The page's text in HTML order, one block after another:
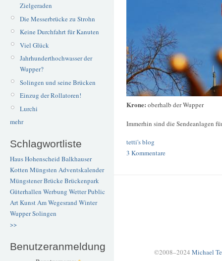
Zielgeraden
Die Messerbrücke zu Strohn
Keine Durchfahrt für Kanuten
Viel Glück
Jahrhunderthochwasser der
Wupper?
Solingen und seine Brücken
Einzug der Rollatoren!
Lurchi
mehr
Schlagwortliste
Haus Hohenscheid Balkhauser
Kotten Müngsten Adventskalender
Müngstener BrückeBrückenpark
Güterhallen Werbung WetterPublic
ArtKunstAm Wegesrand Winter
WupperSolingen
>>
Benutzeranmeldung
Krone: oberhalb der Wupper
Immerhin sind die Sendeanlagen
tetti's blog
3 Kommentare
©2008–2024 Michael